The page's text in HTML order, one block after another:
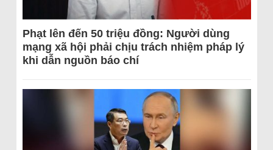
Phạt lên đến 50 triệu đồng: Người dùng
mạng xã hội phải chịu trách nhiệm pháp lý
khi dẫn nguồn báo chí